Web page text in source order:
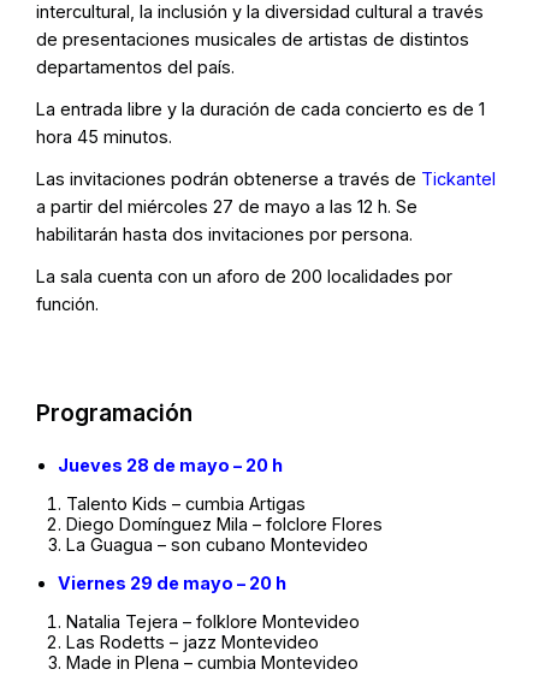
intercultural, la inclusión y la diversidad cultural a través
de presentaciones musicales de artistas de distintos
departamentos del país.
La entrada libre y la duración de cada concierto es de 1
hora 45 minutos.
Las invitaciones podrán obtenerse a través de Tickantel
a partir del miércoles 27 de mayo a las 12 h. Se
habilitarán hasta dos invitaciones por persona.
La sala cuenta con un aforo de 200 localidades por
función.
Programación
Jueves 28 de mayo – 20 h
Talento Kids – cumbia Artigas
Diego Domínguez Mila – folclore Flores
La Guagua – son cubano Montevideo
Viernes 29 de mayo – 20 h
Natalia Tejera – folklore Montevideo
Las Rodetts – jazz Montevideo
Made in Plena – cumbia Montevideo